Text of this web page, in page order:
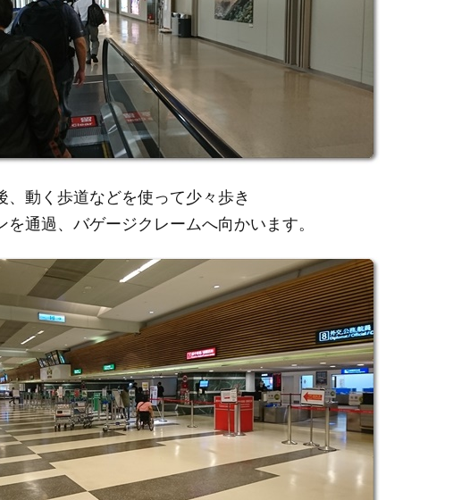
、動く歩道などを使って少々歩き
を通過、バゲージクレームへ向かいます。